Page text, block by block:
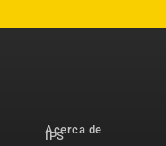
Acerca de
IPS